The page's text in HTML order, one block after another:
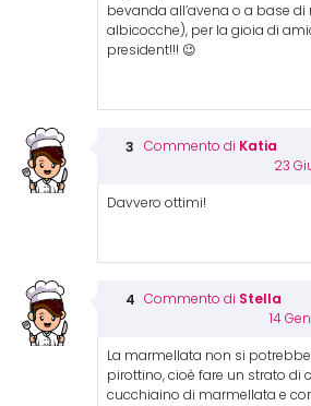
bevanda all’avena o a base di
albicocche), per la gioia di
president!!! 😉
Commento di Katia
23
Davvero ottimi!
Commento di Stella
14
La marmellata non si
pirottino, cioè fare un strato di
cucchiaino di marmellata e